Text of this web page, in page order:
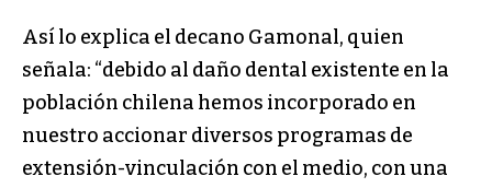
Así lo explica el decano Gamonal, quien
señala: “debido al daño dental existente en la
población chilena hemos incorporado en
nuestro accionar diversos programas de
extensión-vinculación con el medio, con una